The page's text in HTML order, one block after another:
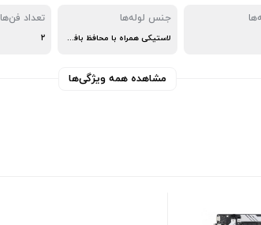
جنس لوله‌ها
لاستیکی همراه با محافظ بافته شده
تعداد فن‌ها
2
مشاهده همه ویژگی‌ها